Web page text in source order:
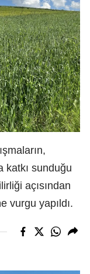
katkı sunduğu
açısından
vurgu yapıldı.